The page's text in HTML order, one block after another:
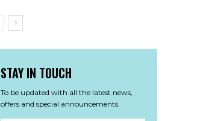
STAY IN TOUCH
To be updated with all the latest news,
offers and special announcements.